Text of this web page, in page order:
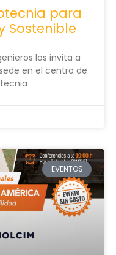
para
Sostenible
los invita a
en el centro de
EVENTOS